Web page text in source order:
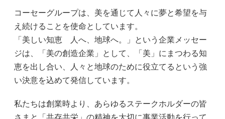
コーセーグループは、美を通じて人々に夢と希望を与
え続けることを使命としています。
「美しい知恵 人へ、地球へ。」という企業メッセー
ジは、「美の創造企業」として、「美」にまつわる知
恵を出し合い、人々と地球のために役立てるという強
い決意を込めて発信しています。
私たちは創業時より、あらゆるステークホルダーの皆
さまと「共存共栄」の精神を大切に事業活動を行って